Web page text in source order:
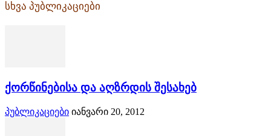
სხვა პუბლიკაციები
ქორწინებისა და აღზრდის შესახებ
პუბლიკაციები იანვარი 20, 2012